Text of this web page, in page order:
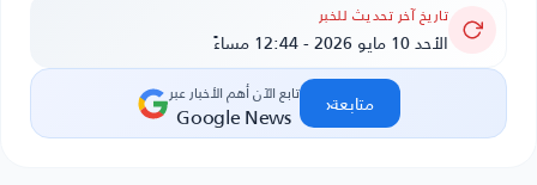
تاريخ آخر تحديث للخبر
الأحد 10 مايو 2026 - 12:44 مساءً
تابع الآن أهم الأخبار عبر
Google News متابعة‹